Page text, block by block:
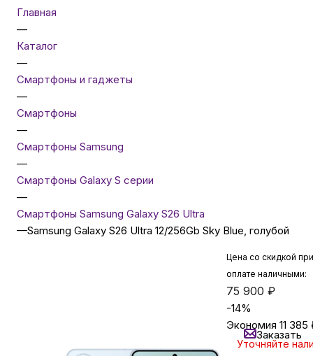
Красота и здоровье
Сумки и чемоданы
Главная
—
Каталог
—
Смартфоны и гаджеты
—
Смартфоны
—
Смартфоны Samsung
—
Смартфоны Galaxy S серии
—
Смартфоны Samsung Galaxy S26 Ultra
—Samsung Galaxy S26 Ultra 12/256Gb Sky Blue, голубой
Цена со скидкой при
оплате наличными:
75 900 ₽
-14%
Экономия 11 385
Уточняйте
Заказать